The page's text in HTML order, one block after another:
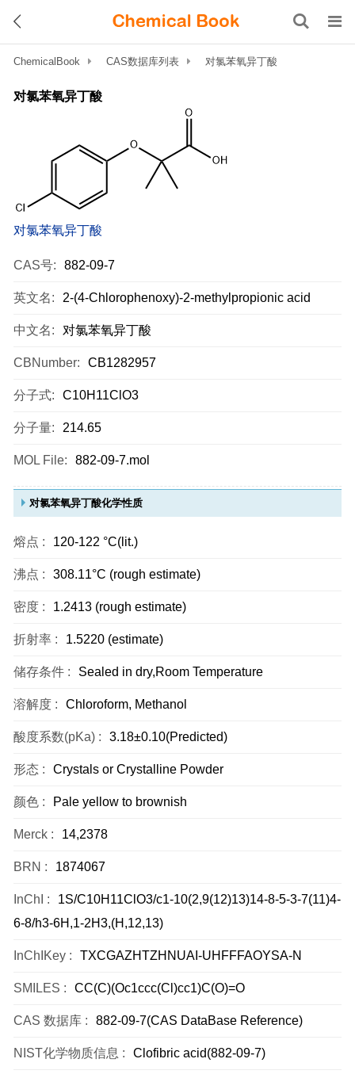
ChemicalBook CAS数据库列表 对氯苯氧异丁酸
对氯苯氧异丁酸
对氯苯氧异丁酸
CAS号: 882-09-7
英文名: 2-(4-Chlorophenoxy)-2-methylpropionic acid
中文名: 对氯苯氧异丁酸
CBNumber: CB1282957
分子式: C10H11ClO3
分子量: 214.65
MOL File: 882-09-7.mol
对氯苯氧异丁酸化学性质
熔点 : 120-122 °C(lit.)
沸点 : 308.11°C (rough estimate)
密度 : 1.2413 (rough estimate)
折射率 : 1.5220 (estimate)
储存条件 : Sealed in dry,Room Temperature
溶解度 : Chloroform, Methanol
酸度系数(pKa) : 3.18±0.10(Predicted)
形态 : Crystals or Crystalline Powder
颜色 : Pale yellow to brownish
Merck : 14,2378
BRN : 1874067
InChI :
1S/C10H11ClO3/c1-10(2,9(12)13)14-8-5-3-7(11)4-
6-8/h3-6H,1-2H3,(H,12,13)
InChIKey : TXCGAZHTZHNUAI-UHFFFAOYSA-N
SMILES : CC(C)(Oc1ccc(Cl)cc1)C(O)=O
CAS 数据库 : 882-09-7(CAS DataBase Reference)
NIST化学物质信息 : Clofibric acid(882-09-7)